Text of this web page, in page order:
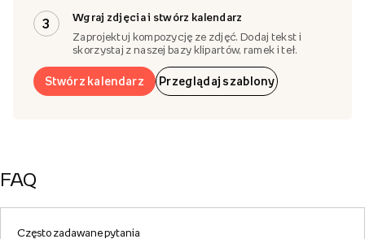
3
Wgraj zdjęcia i stwórz kalendarz
Zaprojektuj kompozycję ze zdjęć. Dodaj tekst i
skorzystaj z naszej bazy klipartów, ramek i teł.
Stwórz kalendarz Przeglądaj szablony
FAQ
Często zadawane pytania